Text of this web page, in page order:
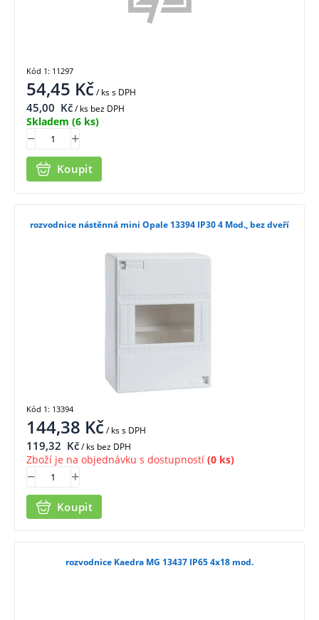
54,45 Kč/ kss DPH
45,00 Kč/ ks bez DPH
Skladem (6 ks)
Koupit
Kód 1: 11297
rozvodnice nástěnná mini Opale 13394 IP30 4 Mod., bez dveří
144,38 Kč/ kss DPH
119,32 Kč/ ks bez DPH
Zboží je na objednávku s dostupností (0 ks)
Koupit
Kód 1: 13394
rozvodnice Kaedra MG 13437 IP65 4x18 mod.